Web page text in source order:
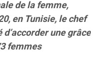
de la femme,
en Tunisie, le chef
d’accorder une grâce
femmes